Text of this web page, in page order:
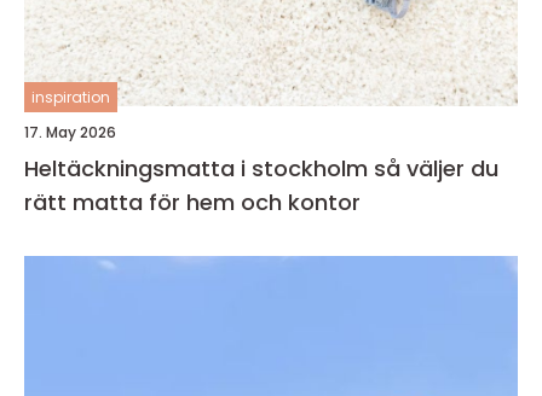
inspiration
17. May 2026
Heltäckningsmatta i stockholm så väljer du
rätt matta för hem och kontor